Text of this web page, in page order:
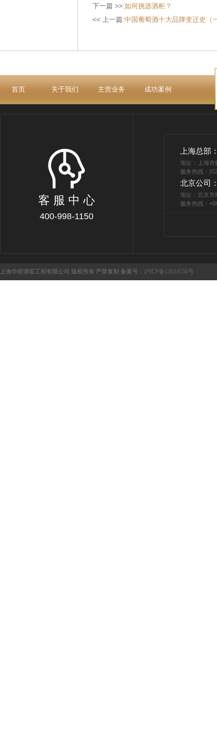
下一篇 >>:如何挑选酒柜？
<< 上一篇:中国葡萄酒十大品牌变迁史（
首页 关于我们 主营业务 成功案例
客 服 中 心
400-998-1150
上海总部
地址：上海
服务热线：
北京公司
地址：北京市
服务热线：
上海华府酒窖工程有限公司 版权所有 严禁复制 备案号： 沪ICP备12024558号